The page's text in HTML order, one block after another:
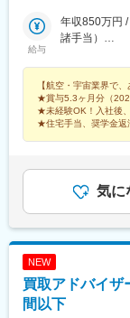
機材の整備、
両の製造/検
ベット航空機
は全エリア募
た配属を実施
をそのままに
なるハイクラ
ントなど、
給与
年収850万円
諸手当）
諸手当）
【航空・宇宙業界で
★賞与5.3ヶ月分（
★未経験OK！入社後
★住宅手当、奨学金返
気に
NEW
買取アドバイザ
間以下